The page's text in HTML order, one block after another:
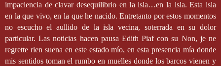
impaciencia de clavar desequilibrio en la isla…en la isla. Esta isla
en la que vivo, en la que he nacido. Entretanto por estos momentos
no escucho el aullido de la isla vecina, soterrada en su dolor
particular. Las noticias hacen pausa Edith Piaf con su Non, je ne
regrette rien suena en este estado mío, en esta presencia mía donde
mis sentidos toman el rumbo en muelles donde los barcos vienen y